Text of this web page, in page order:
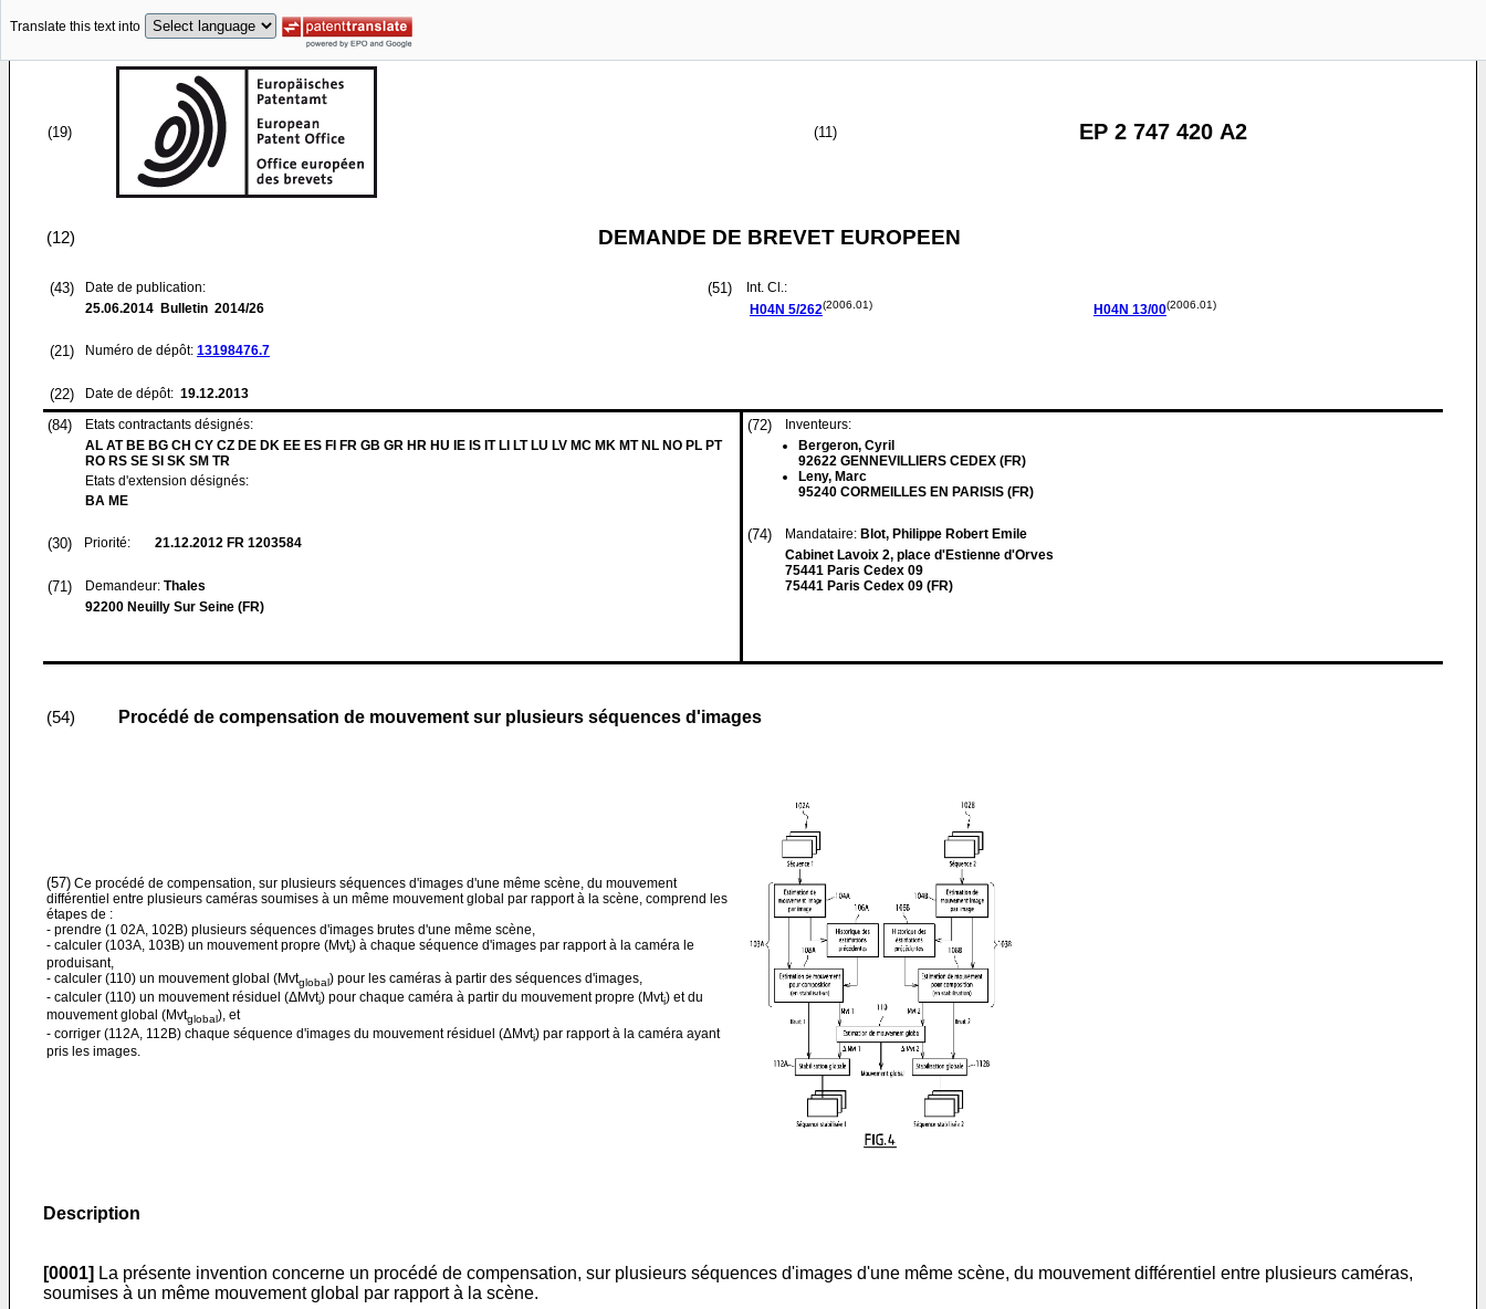
Translate this text into
(19) (11) EP 2 747 420 A2
(12) DEMANDE DE BREVET EUROPEEN
(43)
Date de publication:
25.06.2014 Bulletin 2014/26
(21) Numéro de dépôt: 13198476.7
(22) Date de dépôt: 19.12.2013
(51)
Int. Cl.:
H04N 5/262(2006.01) H04N 13/00(2006.01)
(84)
Etats contractants désignés:
AL AT BE BG CH CY CZ DE DK EE ES FI FR GB GR HR HU IE IS IT LI LT LU LV MC MK MT NL NO PL PT
RO RS SE SI SK SM TR
Etats d'extension désignés:
BA ME
(30) Priorité: 21.12.2012 FR 1203584
(71) Demandeur: Thales
92200 Neuilly Sur Seine (FR)
(72)
Inventeurs:
Bergeron, Cyril
92622 GENNEVILLIERS CEDEX (FR)
Leny, Marc
95240 CORMEILLES EN PARISIS (FR)
(74) Mandataire: Blot, Philippe Robert Emile
Cabinet Lavoix 2, place d'Estienne d'Orves
75441 Paris Cedex 09
75441 Paris Cedex 09 (FR)
(54) Procédé de compensation de mouvement sur plusieurs séquences d'images
(57) Ce procédé de compensation, sur plusieurs séquences d'images d'une même scène, du mouvement
différentiel entre plusieurs caméras soumises à un même mouvement global par rapport à la scène, comprend les
étapes de :
- prendre (1 02A, 102B) plusieurs séquences d'images brutes d'une même scène,
- calculer (103A, 103B) un mouvement propre (Mvti) à chaque séquence d'images par rapport à la caméra le
produisant,
- calculer (110) un mouvement global (Mvtglobal) pour les caméras à partir des séquences d'images,
- calculer (110) un mouvement résiduel (ΔMvti) pour chaque caméra à partir du mouvement propre (Mvti) et du
mouvement global (Mvtglobal), et
- corriger (112A, 112B) chaque séquence d'images du mouvement résiduel (ΔMvti) par rapport à la caméra ayant
pris les images.
Description
[0001] La présente invention concerne un procédé de compensation, sur plusieurs séquences d'images d'une même scène, du mouvement différentiel entre plusieurs caméras,
soumises à un même mouvement global par rapport à la scène.